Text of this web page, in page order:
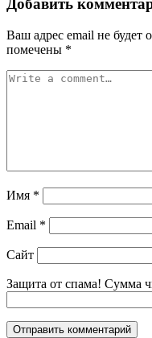
Добавить
Ваш адрес email не будет
помечены *
Имя *
Email *
Сайт
Защита от спама! Сумма